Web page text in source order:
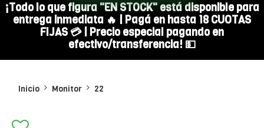
¡Todo lo que figura "EN STOCK" está disponible para
entrega inmediata 🔥 | Pagá en hasta 18 CUOTAS
FIJAS 💳 | Precio especial pagando en
efectivo/transferencia! 💵
Inicio Monitor 22